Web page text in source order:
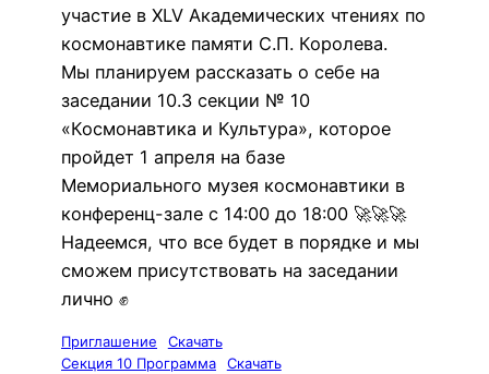
участие в XLV Академических чтениях по
космонавтике памяти С.П. Королева.
Мы планируем рассказать о себе на
заседании 10.3 секции № 10
«Космонавтика и Культура», которое
пройдет 1 апреля на базе
Мемориального музея космонавтики в
конференц-зале с 14:00 до 18:00 🚀🚀🚀
Надеемся, что все будет в порядке и мы
сможем присутствовать на заседании
лично ✊
Приглашение
Скачать
Секция 10 Программа
Скачать